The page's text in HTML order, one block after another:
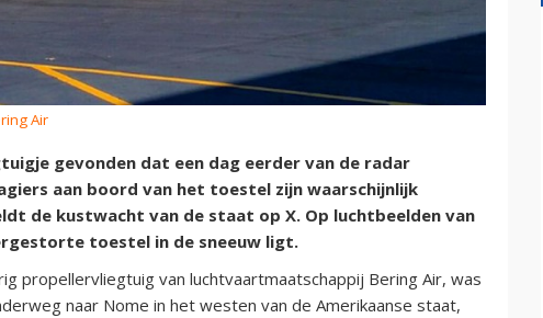
Air
gevonden dat een dag eerder van de radar
aan boord van het toestel zijn waarschijnlijk
de kustwacht van de staat op X. Op luchtbeelden van
toestel in de sneeuw ligt.
propellervliegtuig van luchtvaartmaatschappij Bering Air, was
naar Nome in het westen van de Amerikaanse staat,